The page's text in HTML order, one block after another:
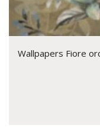
Wallpapers Fiore